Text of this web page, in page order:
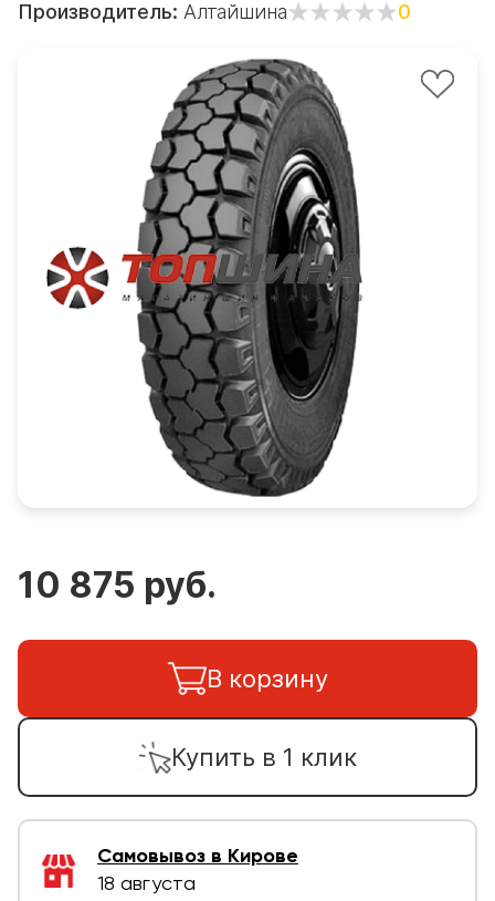
Производитель: Алтайшина 0
10 875 руб.
В корзину
Купить в 1 клик
Самовывоз в Кирове
18 августа